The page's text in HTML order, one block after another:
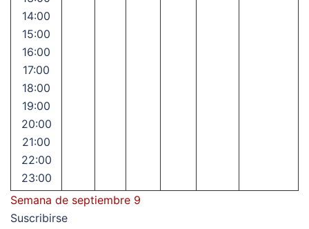
14:00
15:00
16:00
17:00
18:00
19:00
20:00
21:00
22:00
23:00
Semana de septiembre 9
Suscribirse